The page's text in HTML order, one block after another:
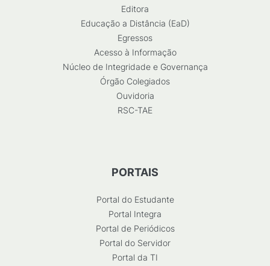
Editora
Educação a Distância (EaD)
Egressos
Acesso à Informação
Núcleo de Integridade e Governança
Órgão Colegiados
Ouvidoria
RSC-TAE
PORTAIS
Portal do Estudante
Portal Integra
Portal de Periódicos
Portal do Servidor
Portal da TI